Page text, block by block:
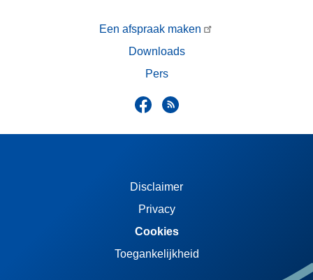
Een afspraak maken
Downloads
Pers
Disclaimer
Privacy
Cookies
Toegankelijkheid